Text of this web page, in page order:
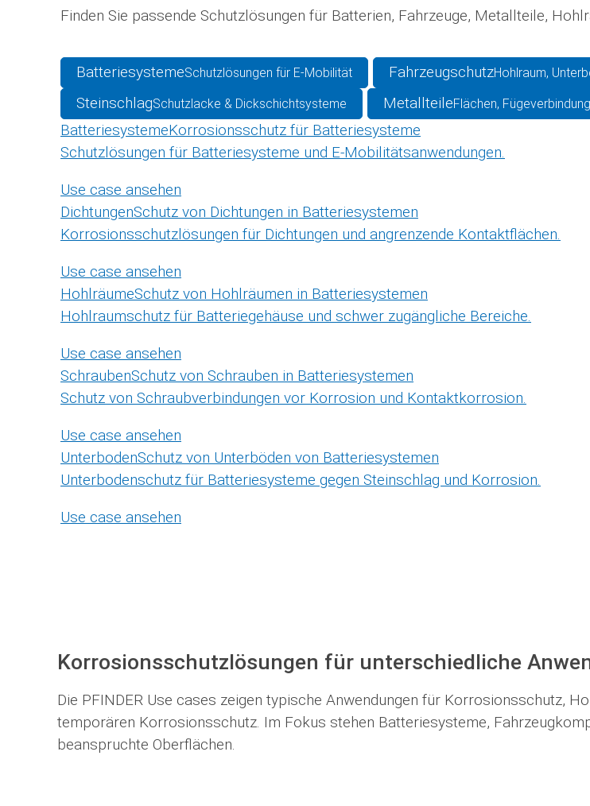
Finden Sie passende Schutzlösungen für Batterien, Fahrzeuge, Metallteile,
BatteriesystemeSchutzlösungen für E-Mobilität FahrzeugschutzHohlraum,
SteinschlagSchutzlacke & Dickschichtsysteme MetallteileFlächen,
BatteriesystemeKorrosionsschutz für Batteriesysteme
Schutzlösungen für Batteriesysteme und E-Mobilitätsanwendungen.
Use case ansehen
DichtungenSchutz von Dichtungen in Batteriesystemen
Korrosionsschutzlösungen für Dichtungen und angrenzende Kontaktflächen.
Use case ansehen
HohlräumeSchutz von Hohlräumen in Batteriesystemen
Hohlraumschutz für Batteriegehäuse und schwer zugängliche Bereiche.
Use case ansehen
SchraubenSchutz von Schrauben in Batteriesystemen
Schutz von Schraubverbindungen vor Korrosion und Kontaktkorrosion.
Use case ansehen
UnterbodenSchutz von Unterböden von Batteriesystemen
Unterbodenschutz für Batteriesysteme gegen Steinschlag und Korrosion.
Use case ansehen
Korrosionsschutzlösungen für unterschiedliche
Die PFINDER Use cases zeigen typische Anwendungen für Korrosionsschutz,
temporären Korrosionsschutz. Im Fokus stehen Batteriesysteme,
beanspruchte Oberflächen.